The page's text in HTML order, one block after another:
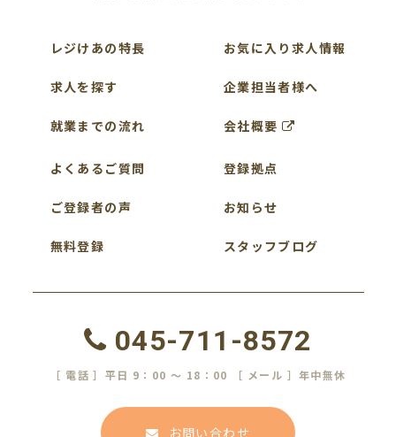
レジけあの特長
求人を探す
就業までの流れ
よくあるご質問
ご登録者の声
無料登録
お気に入り求人情報
企業担当者様へ
会社概要
登録拠点
お知らせ
スタッフブログ
045-711-8572
［ 電話 ］平日 9：00 ～ 18：00 ［ メール ］年中無休
お問い合わせ